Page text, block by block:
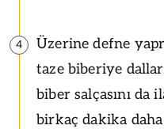
4
Üzerine defne
taze biberiye
biber salçasını da
birkaç dakika daha